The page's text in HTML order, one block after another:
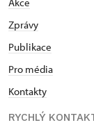
Akce
Zprávy
Publikace
Pro média
Kontakty
RYCHLÝ